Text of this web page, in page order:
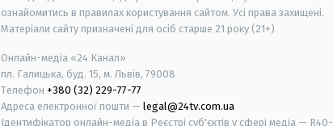
ознайомитись в правилах користування сайтом. Усі права захищені.
Матеріали сайту призначені для осіб старше 21 року (21+)
Онлайн-медіа «24 Канал»
пл. Галицька, буд. 15, м. Львів, 79008
Телефон +380 (32) 229-77-77
Адреса електронної пошти — legal@24tv.com.ua
Ідентифікатор онлайн-медіа в Реєстрі суб'єктів у сфері медіа — R40-